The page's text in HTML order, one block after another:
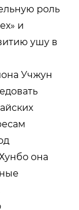
роль
и
ушу в
Учжун
она